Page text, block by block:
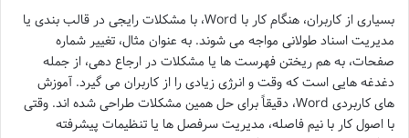
بسیاری از کاربران، هنگام کار با Word، با مشکلات رایجی در قالب بندی یا
مدیریت اسناد طولانی مواجه می شوند. به عنوان مثال، تغییر شماره
صفحات، به هم ریختن فهرست ها یا مشکلات در ارجاع دهی، از جمله
دغدغه هایی است که وقت و انرژی زیادی را از کاربران می گیرد. آموزش
های کاربردی Word، دقیقاً برای حل همین مشکلات طراحی شده اند. وقتی
با اصول کار با نیم فاصله، مدیریت سرفصل ها یا تنظیمات پیشرفته